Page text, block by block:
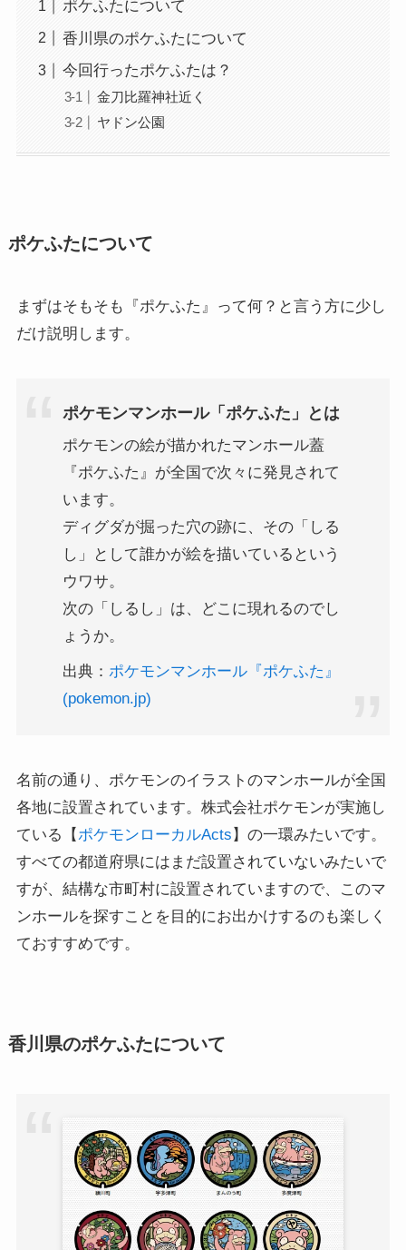
ポケふたについて
香川県のポケふたについて
今回行ったポケふたは？
金刀比羅神社近く
ヤドン公園
ポケふたについて
まずはそもそも『ポケふた』って何？と言う方に少し
だけ説明します。
ポケモンマンホール「ポケふた」とは
ポケモンの絵が描かれたマンホール蓋
『ポケふた』が全国で次々に発見されて
います。
ディグダが掘った穴の跡に、その「しる
し」として誰かが絵を描いているという
ウワサ。
次の「しるし」は、どこに現れるのでし
ょうか。
出典： ポケモンマンホール『ポケふた』
(pokemon.jp)
名前の通り、ポケモンのイラストのマンホールが全国
各地に設置されています。株式会社ポケモンが実施し
ている【 ポケモンローカルActs 】の一環みたいです。
すべての都道府県にはまだ設置されていないみたいで
すが、結構な市町村に設置されていますので、このマ
ンホールを探すことを目的にお出かけするのも楽しく
ておすすめです。
香川県のポケふたについて